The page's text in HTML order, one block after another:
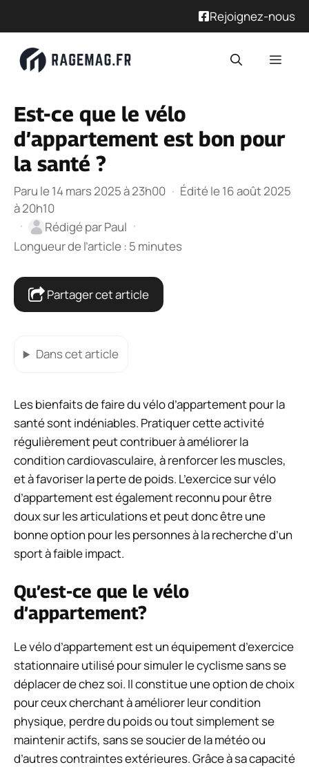
Rejoignez-nous
Est-ce que le vélo
d’appartement est bon pour
la santé ?
Paru le 14 mars 2025 à 23h00 · Édité le 16 août 2025
à 20h10
·
Rédigé parPaul ·
Longueur de l’article : 5 minutes
Partager cet article
Dans cet article
Les bienfaits de faire du vélo d’appartement pour la
santé sont indéniables. Pratiquer cette activité
régulièrement peut contribuer à améliorer la
condition cardiovasculaire, à renforcer les muscles,
et à favoriser la perte de poids. L’exercice sur vélo
d’appartement est également reconnu pour être
doux sur les articulations et peut donc être une
bonne option pour les personnes à la recherche d’un
sport à faible impact.
Qu’est-ce que le vélo
d’appartement?
Le vélo d’appartement est un équipement d’exercice
stationnaire utilisé pour simuler le cyclisme sans se
déplacer de chez soi. Il constitue une option de choix
pour ceux cherchant à améliorer leur condition
physique, perdre du poids ou tout simplement se
maintenir actifs, sans se soucier de la météo ou
d’autres contraintes extérieures. Grâce à sa capacité